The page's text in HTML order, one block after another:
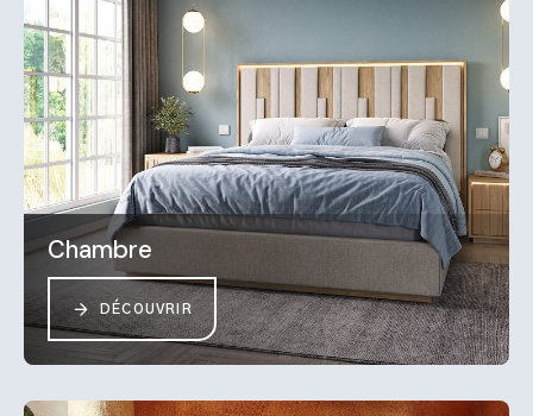
Chambre
DÉCOUVRIR